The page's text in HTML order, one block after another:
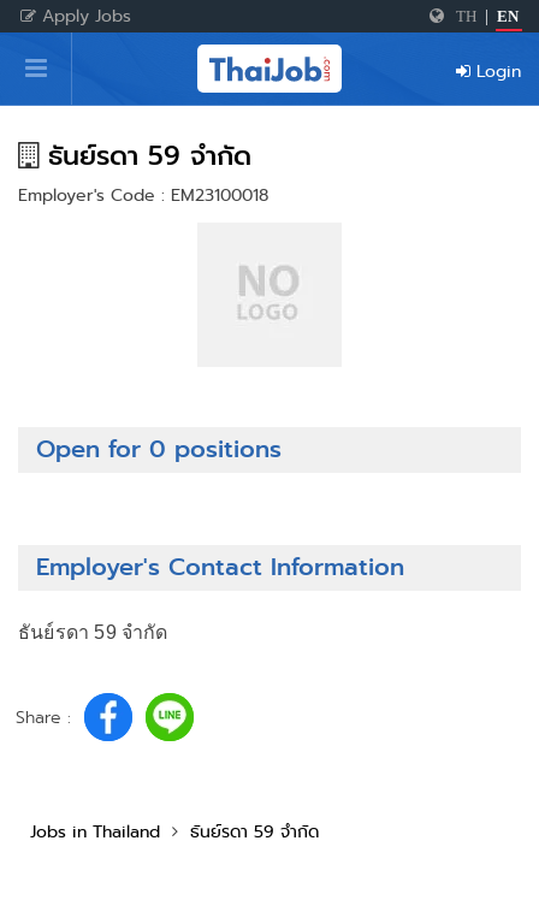
Apply Jobs TH EN
Home
Login
Register
Login
ธันย์รดา 59 จำกัด
Employer's Code : EM23100018
Open for 0 positions
Employer's Contact Information
ธันย์รดา 59 จำกัด
Share :
Jobs in Thailand ธันย์รดา 59 จำกัด